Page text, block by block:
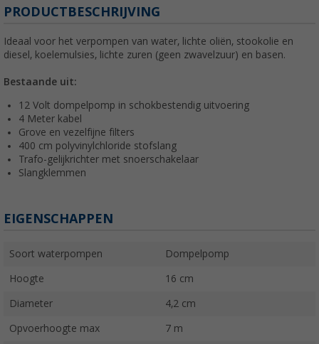
PRODUCTBESCHRIJVING
Ideaal voor het verpompen van water, lichte oliën, stookolie en
diesel, koelemulsies, lichte zuren (geen zwavelzuur) en basen.
Bestaande uit:
12 Volt dompelpomp in schokbestendig uitvoering
4 Meter kabel
Grove en vezelfijne filters
400 cm polyvinylchloride stofslang
Trafo-gelijkrichter met snoerschakelaar
Slangklemmen
EIGENSCHAPPEN
Soort waterpompen Dompelpomp
Hoogte 16 cm
Diameter 4,2 cm
Opvoerhoogte max 7 m